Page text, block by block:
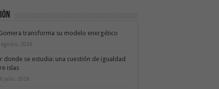
transforma su modelo energético
agosto, 2026
donde se estudia: una cuestión de igualdad
islas
julio, 2026